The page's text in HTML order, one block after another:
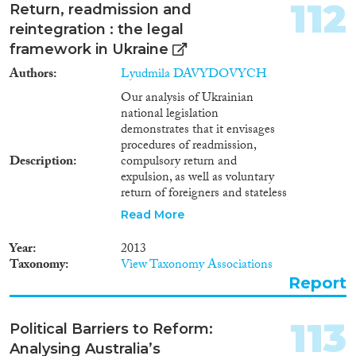
Return, readmission and
reintegration : the legal
framework in Ukraine
Authors Lyudmila DAVYDOVYCH
Description
Our analysis of Ukrainian
national legislation
demonstrates that it envisages
procedures of readmission,
compulsory return and
expulsion, as well as voluntary
return of foreigners and stateless
persons. The Law 3773-VI of
foreigners and stateless
persons”1 The Law also
determines procedures of
voluntary and compulsory return
persons from the Ukrainian
territory, as well as expulsion
Read More
Year 2013
Taxonomy View Taxonomy Associations
112
Report
Political Barriers to Reform:
Analysing Australia’s
113
1929(13)
1928(10)
1926
1922(5)
1917(4)
1914(8)
1913(5)